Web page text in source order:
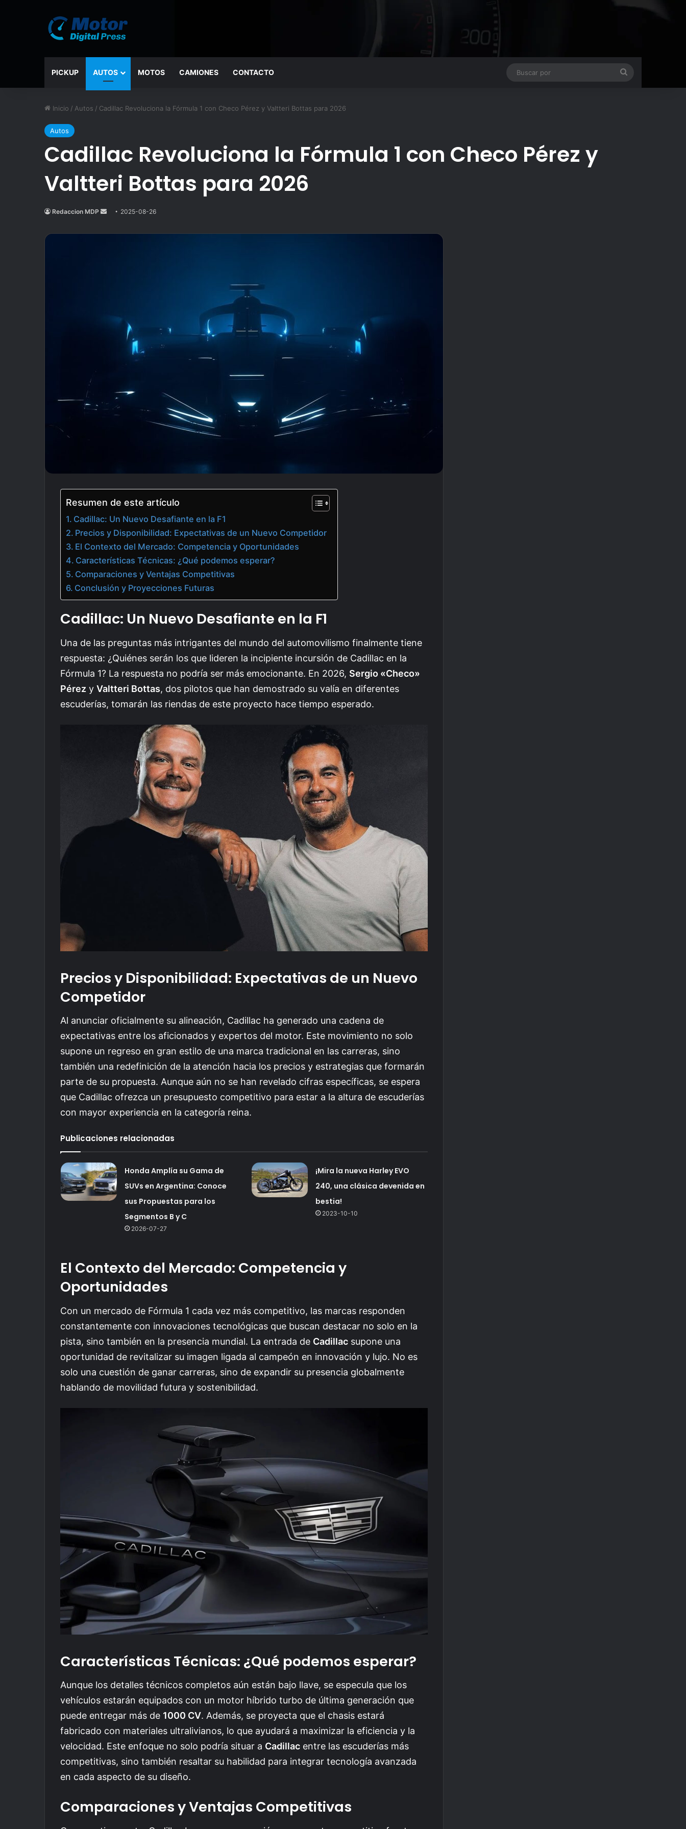
PICKUP AUTOS MOTOS CAMIONES CONTACTO
Inicio / Autos / Cadillac Revoluciona la Fórmula 1 con Checo Pérez y Valtteri Bottas para 2026
Autos
Cadillac Revoluciona la Fórmula 1 con Checo Pérez y
Valtteri Bottas para 2026
Redaccion MDP
Send
email
2025-08-26
Resumen de este artículo
Cadillac: Un Nuevo Desafiante en la F1
Precios y Disponibilidad: Expectativas de un Nuevo Competidor
El Contexto del Mercado: Competencia y Oportunidades
Características Técnicas: ¿Qué podemos esperar?
Comparaciones y Ventajas Competitivas
Conclusión y Proyecciones Futuras
Cadillac: Un Nuevo Desafiante en la F1
Una de las preguntas más intrigantes del mundo del automovilismo finalmente tiene
respuesta: ¿Quiénes serán los que lideren la incipiente incursión de Cadillac en la
Fórmula 1? La respuesta no podría ser más emocionante. En 2026, Sergio «Checo»
Pérez y Valtteri Bottas, dos pilotos que han demostrado su valía en diferentes
escuderías, tomarán las riendas de este proyecto hace tiempo esperado.
Precios y Disponibilidad: Expectativas de un Nuevo
Competidor
Al anunciar oficialmente su alineación, Cadillac ha generado una cadena de
expectativas entre los aficionados y expertos del motor. Este movimiento no solo
supone un regreso en gran estilo de una marca tradicional en las carreras, sino
también una redefinición de la atención hacia los precios y estrategias que formarán
parte de su propuesta. Aunque aún no se han revelado cifras específicas, se espera
que Cadillac ofrezca un presupuesto competitivo para estar a la altura de escuderías
con mayor experiencia en la categoría reina.
Publicaciones relacionadas
Honda Amplía su Gama de
SUVs en Argentina: Conoce
sus Propuestas para los
Segmentos B y C
2026-07-27
¡Mira la nueva Harley EVO
240, una clásica devenida en
bestia!
2023-10-10
El Contexto del Mercado: Competencia y
Oportunidades
Con un mercado de Fórmula 1 cada vez más competitivo, las marcas responden
constantemente con innovaciones tecnológicas que buscan destacar no solo en la
pista, sino también en la presencia mundial. La entrada de Cadillac supone una
oportunidad de revitalizar su imagen ligada al campeón en innovación y lujo. No es
solo una cuestión de ganar carreras, sino de expandir su presencia globalmente
hablando de movilidad futura y sostenibilidad.
Características Técnicas: ¿Qué podemos esperar?
Aunque los detalles técnicos completos aún están bajo llave, se especula que los
vehículos estarán equipados con un motor híbrido turbo de última generación que
puede entregar más de 1000 CV. Además, se proyecta que el chasis estará
fabricado con materiales ultralivianos, lo que ayudará a maximizar la eficiencia y la
velocidad. Este enfoque no solo podría situar a Cadillac entre las escuderías más
competitivas, sino también resaltar su habilidad para integrar tecnología avanzada
en cada aspecto de su diseño.
Comparaciones y Ventajas Competitivas